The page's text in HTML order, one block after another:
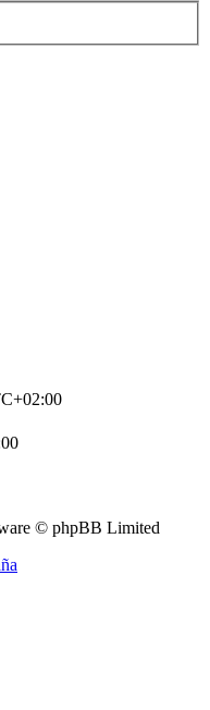
© phpBB Limited